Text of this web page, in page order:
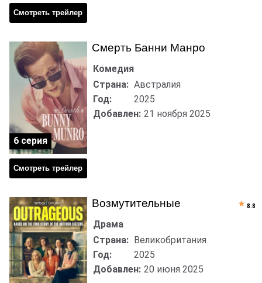
Смотреть трейлер
Смерть Банни Манро
Смотреть трейлер
Комедия
Страна: Австралия
Год:
2025
Добавлен: 21 ноября 2025
6 серия
Возмутительные
Драма
Страна: Великобритания
Год:
2025
Добавлен: 20 июня 2025
8.8